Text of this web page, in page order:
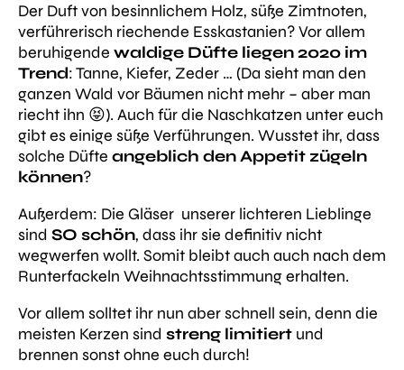
Der Duft von besinnlichem Holz, süße Zimtnoten,
verführerisch riechende Esskastanien? Vor allem
beruhigende waldige Düfte liegen 2020 im
Trend: Tanne, Kiefer, Zeder … (Da sieht man den
ganzen Wald vor Bäumen nicht mehr – aber man
riecht ihn 😝). Auch für die Naschkatzen unter euch
gibt es einige süße Verführungen. Wusstet ihr, dass
solche Düfte angeblich den Appetit zügeln
können?
Außerdem: Die Gläser unserer lichteren Lieblinge
sind SO schön, dass ihr sie definitiv nicht
wegwerfen wollt. Somit bleibt auch auch nach dem
Runterfackeln Weihnachtsstimmung erhalten.
Vor allem solltet ihr nun aber schnell sein, denn die
meisten Kerzen sind streng limitiert und
brennen sonst ohne euch durch!